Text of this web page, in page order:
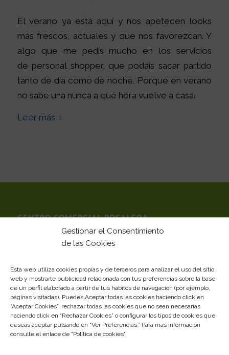
Gestionar el Consentimiento
de las Cookies
Esta web utiliza cookies propias y de terceros para analizar el uso del sitio
web y mostrarte publicidad relacionada con tus preferencias sobre la base
de un perfil elaborado a partir de tus hábitos de navegación (por ejemplo,
páginas visitadas). Puedes Aceptar todas las cookies haciendo click en
“Aceptar Cookies”, rechazar todas las cookies que no sean necesarias
haciendo click en “Rechazar Cookies” o configurar los tipos de cookies que
deseas aceptar pulsando en “Ver Preferencias.” Para más información
consulte el enlace de "Política de cookies".
El verano ya está aquí y nos apetecen looks
más frescos, actuales y que nos favorezcan. Y
algo que me pedís mucho en los servicios
de personal shopper, que podáis sacar partido
tanto de día como de noche. Porque en verano
no sabe una nunca a qué hora vuelve a casa.
Leer más
CENTRO COMERCIAL ROSALEDA
Un completo centro comercial en el que, sin duda,
vas a descubrirlo último en el diseño y lo primero en
Tu centro comercial de siempre… Desde siempre con
Málaga
Gestionado por